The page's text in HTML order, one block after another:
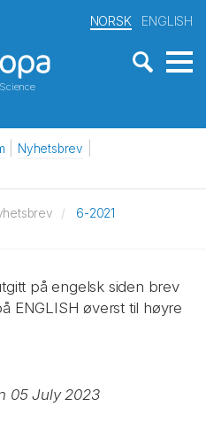
Science
NORSK ENGLISH
Nyhetsbrev
6-2021
på engelsk siden brev
ENGLISH øverst til høyre
05 July 2023